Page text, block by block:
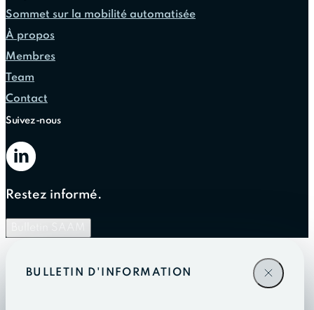
Sommet sur la mobilité automatisée
À propos
Membres
Team
Contact
Suivez-nous
Restez informé.
BULLETIN D'INFORMATION